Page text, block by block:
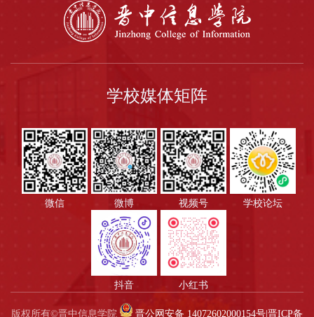
学校媒体矩阵
微信 微博 视频号 学校论坛
抖音 小红书
版权所有©晋中信息学院 晋公网安备 14072602000154号 晋ICP备